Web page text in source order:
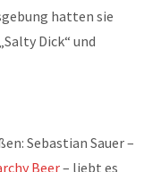
hatten sie
Dick“ und
Sebastian Sauer –
Beer– liebt es